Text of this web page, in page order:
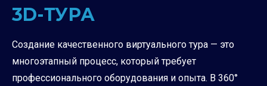
3D-ТУРА
Создание качественного виртуального тура — это
многоэтапный процесс, который требует
профессионального оборудования и опыта. В 360°